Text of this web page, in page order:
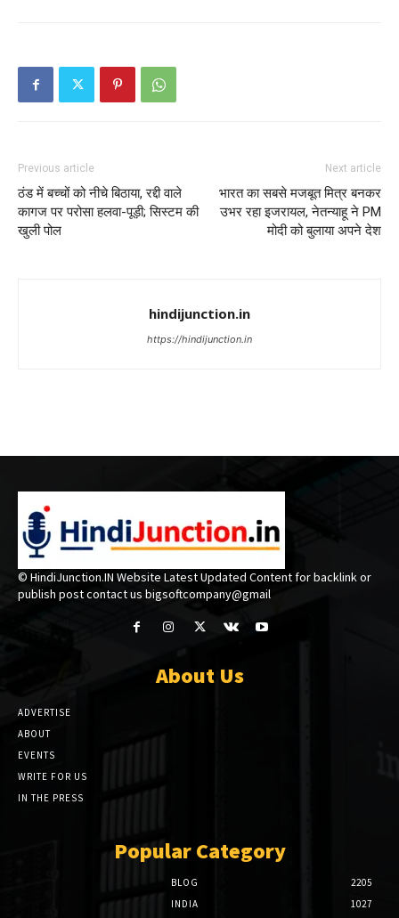
Previous article
ठंड में बच्चों को नीचे बिठाया, रद्दी वाले
कागज पर परोसा हलवा-पूड़ी; सिस्टम की
खुली पोल
Next article
भारत का सबसे मजबूत मित्र बनकर
उभर रहा इजरायल, नेतन्याहू ने PM
मोदी को बुलाया अपने देश
hindijunction.in
https://hindijunction.in
© HindiJunction.IN Website Latest Updated Content for backlink or
publish post contact us bigsoftcompany@gmail
About Us
ADVERTISE
ABOUT
EVENTS
WRITE FOR US
IN THE PRESS
Popular Category
BLOG
2205
INDIA
1027